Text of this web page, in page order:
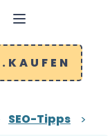
SEO-Tipps